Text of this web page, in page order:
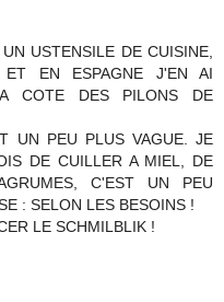
USTENSILE DE CUISINE,
EN ESPAGNE J'EN AI
COTE DES PILONS DE
UN PEU PLUS VAGUE. JE
DE CUILLER A MIEL, DE
C'EST UN PEU
: SELON LES BESOINS !
LE SCHMILBLIK !